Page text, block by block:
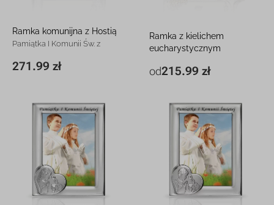
Ramka komunijna z Hostią
Pamiątka I Komunii Św. z
271.99 zł
13 x 17,2 cm
Ramka z kielichem
eucharystycznym
z grawerem
od215.99 zł
15,5 x 18 cm